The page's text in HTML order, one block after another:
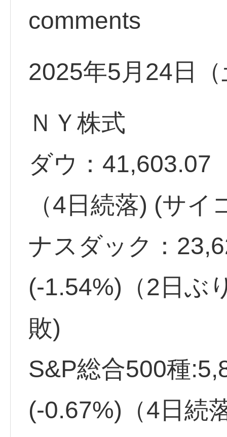
comments
2025年5月24日
ＮＹ株式
ダウ：
（4日続落) (サイ
ナスダック：
(-1.54%)（2日ぶ
敗)
S&P総合500種
(-0.67%)（4日続